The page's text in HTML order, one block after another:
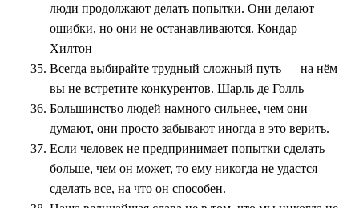
люди продолжают делать попытки. Они делают
ошибки, но они не останавливаются. Кондар
Хилтон
Всегда выбирайте трудный сложный путь — на нём
вы не встретите конкурентов. Шарль де Голль
Большинство людей намного сильнее, чем они
думают, они просто забывают иногда в это верить.
Если человек не предпринимает попытки сделать
больше, чем он может, то ему никогда не удастся
сделать все, на что он способен.